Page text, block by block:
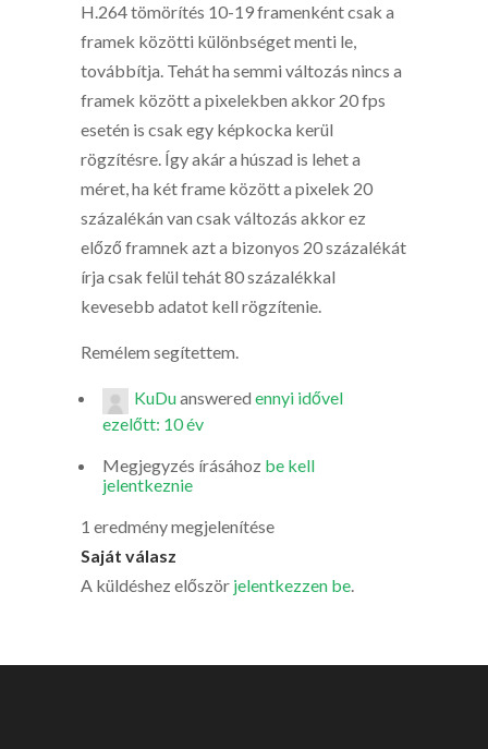
H.264 tömörítés 10-19 framenként csak a
framek közötti különbséget menti le,
továbbítja. Tehát ha semmi változás nincs a
framek között a pixelekben akkor 20 fps
esetén is csak egy képkocka kerül
rögzítésre. Így akár a húszad is lehet a
méret, ha két frame között a pixelek 20
százalékán van csak változás akkor ez
előző framnek azt a bizonyos 20 százalékát
írja csak felül tehát 80 százalékkal
kevesebb adatot kell rögzítenie.
Remélem segítettem.
KuDuanswered ennyi idővel
ezelőtt: 10 év
Megjegyzés írásához be kell
jelentkeznie
1 eredmény megjelenítése
Saját válasz
A küldéshez először jelentkezzen be.